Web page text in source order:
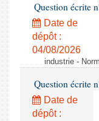
Dossiers législatifs
Budget et sécurité
Questions écrites
Comptes rendus
Question écrite
Date de
dépôt :
04/08/2026
industrie -
Question écrite
Date de
dépôt :